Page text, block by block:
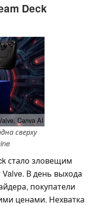
Deck
Canva AI
сверху
стало зловещим
В день выхода
покупатели
ценами. Нехватка